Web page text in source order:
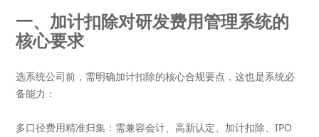
一、加计扣除对研发费用管理系统的
核心要求
选系统公司前，需明确加计扣除的核心合规要点，这也是系统必
备能力：
多口径费用精准归集 ：需兼容会计、高新认定、加计扣除、IPO